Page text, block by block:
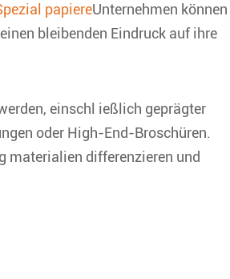
papiereUnternehmen können
bleibenden Eindruck auf ihre
einschl ießlich geprägter
oder High-End-Broschüren.
materialien differenzieren und